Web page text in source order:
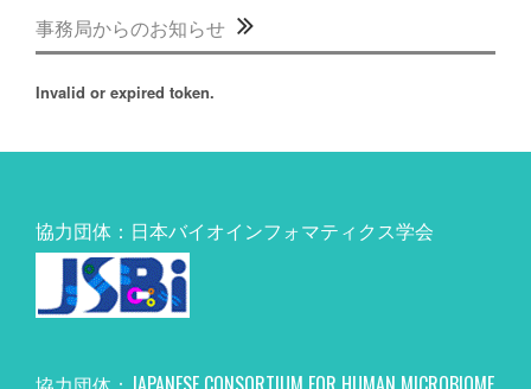
事務局からのお知らせ
Invalid or expired token.
協力団体：日本バイオインフォマティクス学会